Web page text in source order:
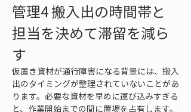
管理4 搬入出の時間帯と
担当を決めて滞留を減ら
す
仮置き資材が通行障害になる背景には、搬入
出のタイミングが整理されていないことがあ
ります。必要な資材を早めに運び込みすぎる
と、作業開始までの間に置場を占有します。